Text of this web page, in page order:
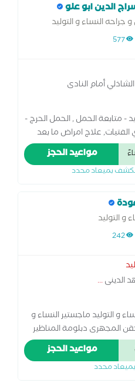
الدين ابو علو
جراحه النساء و التوليد
الحمل الحرج
577
أمام النادى
- متابعة الحمل , الحمل الحرج -
الفتيات, علاج امراض ما بعد
, الولاده الطبيعي و القيصيرية
مواعيد الحجز
بميعاد محدد
و التوليد
242
الدينى...
و التوليد ماجستير النساء و
المجهرى دبلومة المناظير
مواعيد الحجز
محدد